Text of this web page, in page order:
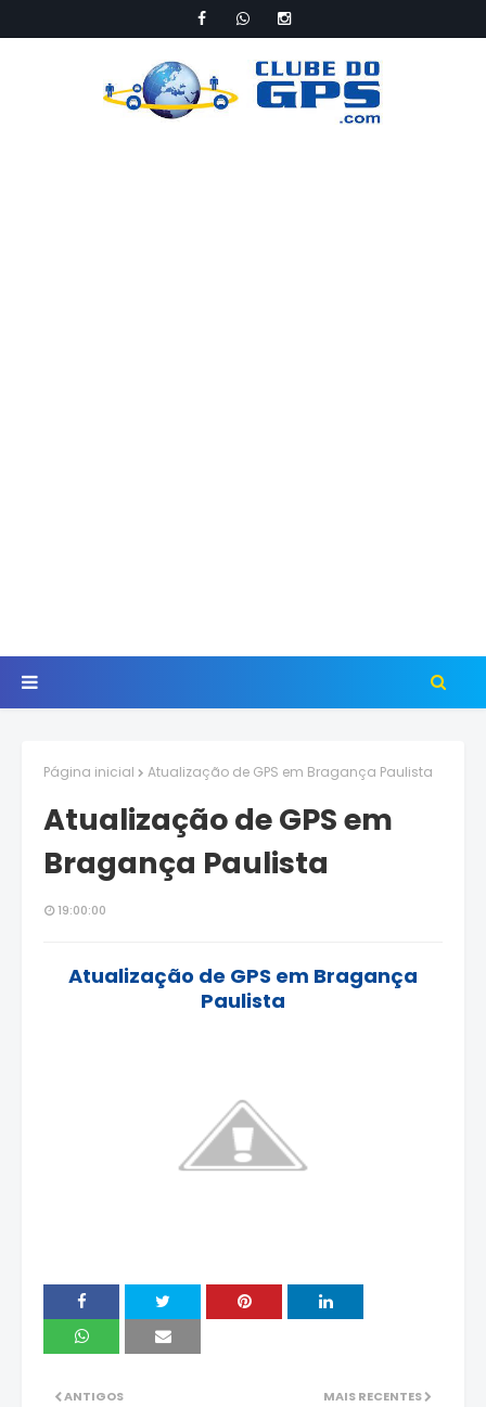
Página inicial Atualização de GPS em Bragança Paulista
Atualização de GPS em
Bragança Paulista
19:00:00
Atualização de GPS em Bragança
Paulista
MAIS RECENTES
ANTIGOS